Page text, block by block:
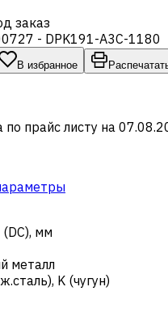
заказ
- DPK191-A3C-1180
В избранное
прайс листу на
мм
металл
, K (чугун)